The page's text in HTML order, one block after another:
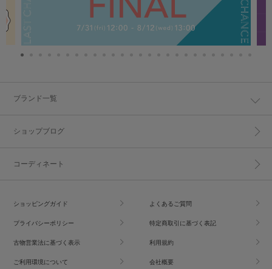
ブランド一覧
ショップブログ
コーディネート
ショッピングガイド よくあるご質問
プライバシーポリシー 特定商取引に基づく表記
古物営業法に基づく表示 利用規約
ご利用環境について 会社概要